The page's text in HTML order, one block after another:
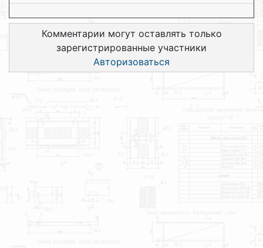
Комментарии могут оставлять только
зарегистрированные участники
Авторизоваться